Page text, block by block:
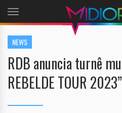
Toggle
navigation
NEWS
RDB anuncia turnê
REBELDE TOUR 2023”